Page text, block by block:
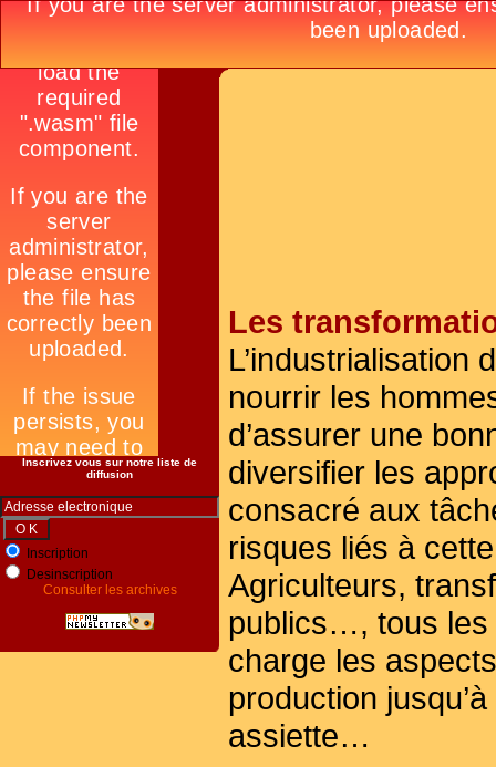
Inscrivez vous sur notre liste de
diffusion
Inscription
Desinscription
Consulter les archives
Les
L’industrialisation
nourrir les
d’assurer une
diversifier les
consacré aux
risques liés à
Agriculteurs,
publics…, tous les
charge les
production
assiette…